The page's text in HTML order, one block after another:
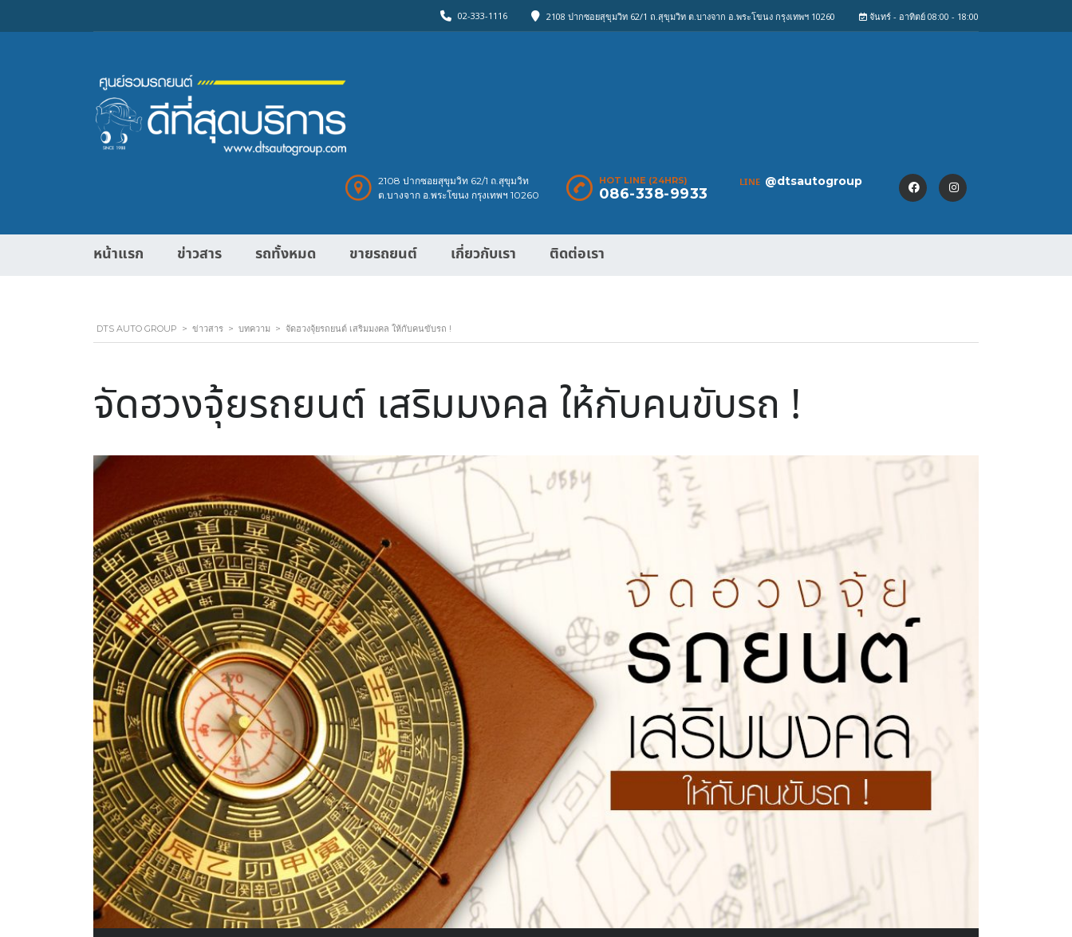
จันทร์ - อาทิตย์ 08:00 - 18:00
2108 ปากซอยสุขุมวิท 62/1 ถ.สุขุมวิท ต.บางจาก อ.พระโขนง กรุงเทพฯ 10260
02-333-1116
LINE @dtsautogroup
HOT LINE (24HRS)
086-338-9933
2108 ปากซอยสุขุมวิท 62/1 ถ.สุขุมวิท
ต.บางจาก อ.พระโขนง กรุงเทพฯ 10260
หน้าแรก ข่าวสาร รถทั้งหมด ขายรถยนต์ เกี่ยวกับเรา ติดต่อเรา
DTS AUTO GROUP > ข่าวสาร > บทความ > จัดฮวงจุ้ยรถยนต์ เสริมมงคล ให้กับคนขับรถ !
จัดฮวงจุ้ยรถยนต์ เสริมมงคล ให้กับคนขับรถ !